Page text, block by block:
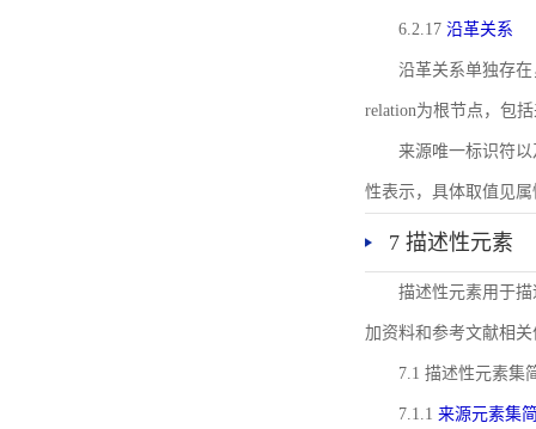
6.2.17 沿革关系
沿革关系单独存
relation为根节点，包
来源唯一标识符以
性表示，具体取值见属
7 描述性元素
描述性元素用于
加资料和参考文献相
7.1 描述性元素集
7.1.1 来源元素集